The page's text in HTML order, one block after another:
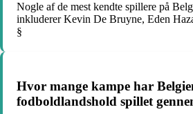
Nogle af de mest kendte spillere på
inkluderer Kevin De Bruyne, Eden
§
Hvor mange kampe har
fodboldlandshold spillet